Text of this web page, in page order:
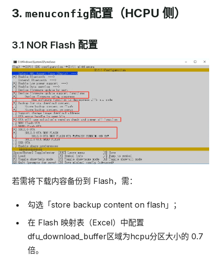
3. menuconfig配置（HCPU 侧）
3.1 NOR Flash 配置
若需将下载内容备份到 Flash，需：
勾选「store backup content on flash」；
在 Flash 映射表（Excel）中配置
dfu_download_buffer区域为hcpu分区大小的 0.7
倍。